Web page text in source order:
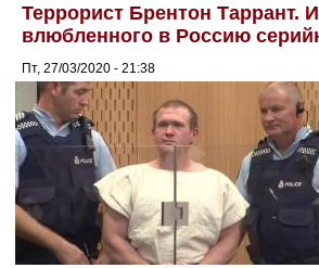
Террорист Брентон Таррант.
влюбленного в Россию
Пт, 27/03/2020 - 21:38